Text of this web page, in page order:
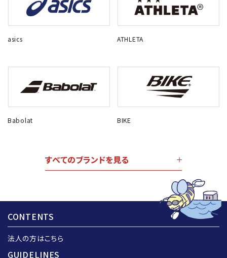
asics ATHLETA
Babolat BIKE
すべてのブランドを見る
CONTENTS
法人の方はこちら
GUIDELINES